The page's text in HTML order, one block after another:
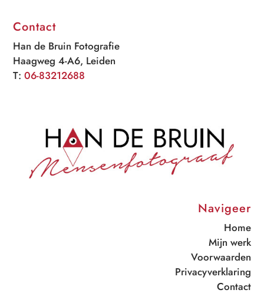
Contact
Han de Bruin Fotografie
Haagweg 4-A6, Leiden
T:06-83212688
Navigeer
Home
Mijn werk
Voorwaarden
Privacyverklaring
Contact